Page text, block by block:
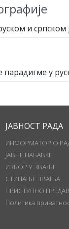
и српском
у
ЈАВНОСТ РАДА
ИНФОРМАТОР О
ЈАВНЕ НАБАВКЕ
ИЗБОР У ЗВАЊЕ
СТИЦАЊЕ ЗВАЊА
ПРИСТУПНО
Политика